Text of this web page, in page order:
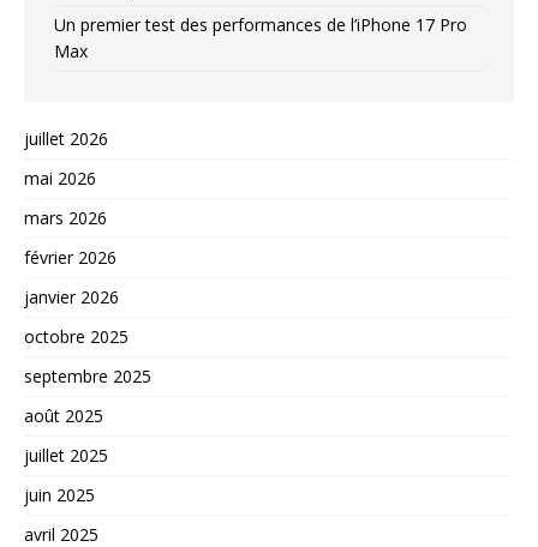
Un premier test des performances de l’iPhone 17 Pro
Max
juillet 2026
mai 2026
mars 2026
février 2026
janvier 2026
octobre 2025
septembre 2025
août 2025
juillet 2025
juin 2025
avril 2025